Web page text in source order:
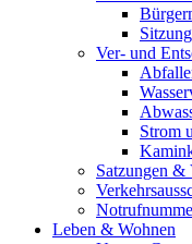
Ver- und
Strom
Satzungen &
Leben & Wohnen